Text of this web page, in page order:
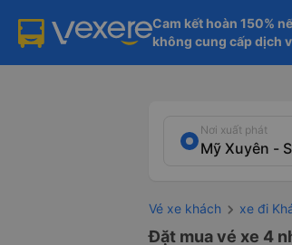
Cam kết hoàn 150%
không cung cấp dịch
Nơi xuất phát
Vé xe khách xe đi
Đặt mua vé xe 4